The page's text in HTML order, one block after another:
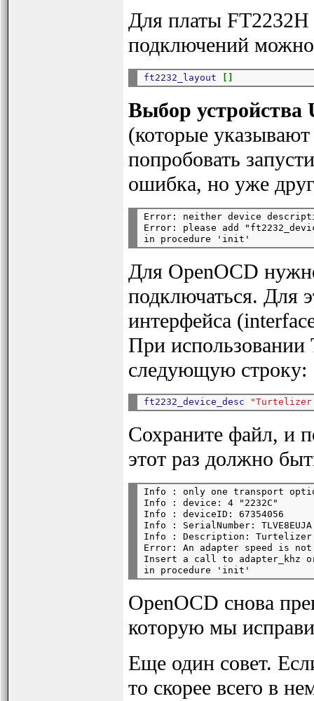
Для платы
подключений
ft2232_layout
Выбор устройства
(которые
попробовать
ошибка, но уже
Error: neither device
Error: please add
Для OpenOCD
подключаться. Для
интерфейса
При использовании
следующую строку:
ft2232_device_desc "Turtelizer
Сохраните файл, и
этот раз должно
Info : only one transport
Info : device: 4 "2232C"
Info : deviceID: 67354056
Info : SerialNumber: TLVE8EUJA
Info : Description: Turtelizer
Error: An adapter speed is
Insert a call to adapter_khz
OpenOCD снова
которую мы
Еще один совет.
то скорее всего в